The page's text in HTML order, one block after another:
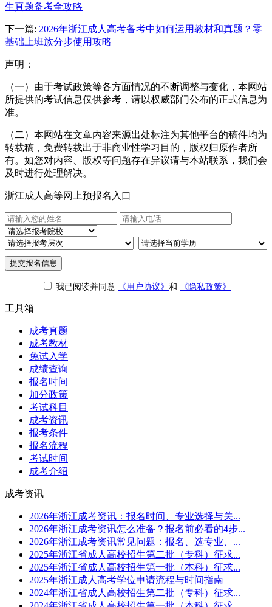
生真题备考全攻略
下一篇: 2026年浙江成人高考备考中如何运用教材和真题？零
基础上班族分步使用攻略
声明：
（一）由于考试政策等各方面情况的不断调整与变化，本网站
所提供的考试信息仅供参考，请以权威部门公布的正式信息为
准。
（二）本网站在文章内容来源出处标注为其他平台的稿件均为
转载稿，免费转载出于非商业性学习目的，版权归原作者所
有。如您对内容、版权等问题存在异议请与本站联系，我们会
及时进行处理解决。
浙江成人高等网上预报名入口
提交报名信息
我已阅读并同意 《用户协议》 和 《隐私政策》
工具箱
成考真题
成考教材
免试入学
成绩查询
报名时间
加分政策
考试科目
成考资讯
报考条件
报名流程
考试时间
成考介绍
成考资讯
2026年浙江成考资讯：报名时间、专业选择与关...
2026年浙江成考资讯怎么准备？报名前必看的4步...
2026年浙江成考资讯常见问题：报名、选专业、...
2025年浙江省成人高校招生第二批（专科）征求...
2025年浙江省成人高校招生第一批（本科）征求...
2025年浙江成人高考学位申请流程与时间指南
2024年浙江省成人高校招生第二批（专科）征求...